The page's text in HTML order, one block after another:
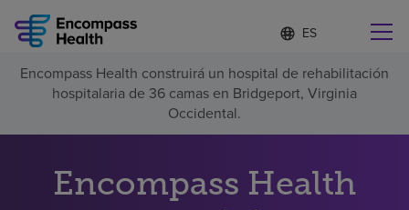
Lista
de
idiomas
contraída
d
o
m
e
c
Encuentre una localidad cerca de usted
Por qué debe elegirnos
Encompass Health construirá un hospital de rehabilitación
hospitalaria de 36 camas en Bridgeport, Virginia
Occidental.
Encompass Health